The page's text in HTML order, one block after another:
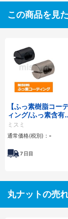
この商品を見
【ふっ素樹脂コー
ィング/ふっ素含有
メッキ】丸ナット
ミスミ
通常価格(税別)： -
7日目
丸ナットの売